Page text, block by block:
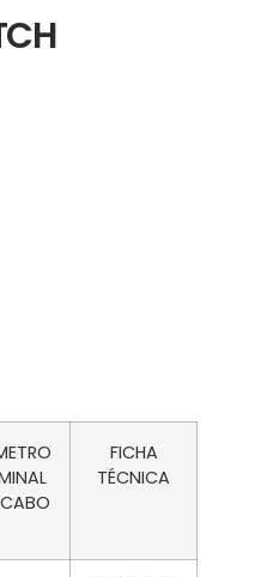
FICHA
TÉCNICA